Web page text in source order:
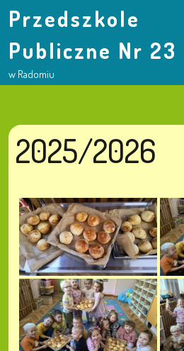
Przedszkole
Publiczne Nr 23
w Radomiu
2025/2026